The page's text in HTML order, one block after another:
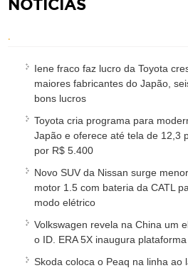
NOTÍCIAS
.
Iene fraco faz lucro da Toyota
maiores fabricantes do Japão,
bons lucros
Toyota cria programa para
Japão e oferece até tela de 12,3
por R$ 5.400
Novo SUV da Nissan surge
motor 1.5 com bateria da CATL
modo elétrico
Volkswagen revela na China um
o ID. ERA 5X inaugura
Skoda coloca o Peaq na linha ao